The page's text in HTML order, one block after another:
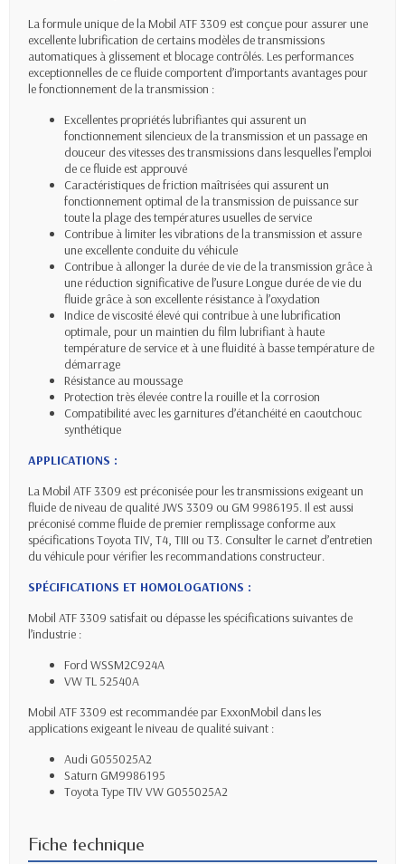
La formule unique de la Mobil ATF 3309 est conçue pour assurer une
excellente lubrification de certains modèles de transmissions
automatiques à glissement et blocage contrôlés. Les performances
exceptionnelles de ce fluide comportent d’importants avantages pour
le fonctionnement de la transmission :
Excellentes propriétés lubrifiantes qui assurent un
fonctionnement silencieux de la transmission et un passage en
douceur des vitesses des transmissions dans lesquelles l’emploi
de ce fluide est approuvé
Caractéristiques de friction maîtrisées qui assurent un
fonctionnement optimal de la transmission de puissance sur
toute la plage des températures usuelles de service
Contribue à limiter les vibrations de la transmission et assure
une excellente conduite du véhicule
Contribue à allonger la durée de vie de la transmission grâce à
une réduction significative de l’usure Longue durée de vie du
fluide grâce à son excellente résistance à l’oxydation
Indice de viscosité élevé qui contribue à une lubrification
optimale, pour un maintien du film lubrifiant à haute
température de service et à une fluidité à basse température de
démarrage
Résistance au moussage
Protection très élevée contre la rouille et la corrosion
Compatibilité avec les garnitures d’étanchéité en caoutchouc
synthétique
APPLICATIONS :
La Mobil ATF 3309 est préconisée pour les transmissions exigeant un
fluide de niveau de qualité JWS 3309 ou GM 9986195. Il est aussi
préconisé comme fluide de premier remplissage conforme aux
spécifications Toyota T­IV, T4, T­III ou T3. Consulter le carnet d’entretien
du véhicule pour vérifier les recommandations constructeur.
SPÉCIFICATIONS ET HOMOLOGATIONS :
Mobil ATF 3309 satisfait ou dépasse les spécifications suivantes de
l’industrie :
Ford WSS­M2C924­A
VW TL 52540­A
Mobil ATF 3309 est recommandée par ExxonMobil dans les
applications exigeant le niveau de qualité suivant :
Audi G­055­025­A2
Saturn GM9986195
Toyota Type T­IV VW G­055­025­A2
Fiche technique